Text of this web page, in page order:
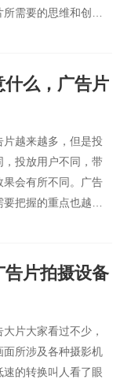
置，给人以鲜明的
片拍摄制作技巧吧。
所需要的思维和创意
到更好的效果，呈现
会更有特色。今天桃
程是什么。
什么，广告片
片越来越多，但是投
，投放用户不同，带
果会有所不同。广告
要把握的重点也越来
能取得良好的营销效
来的实际效果会更
心点是什么呢？
片拍摄设备
片大家看过不少，
面所涉及各种摄影机
速的转换叫人看了眼